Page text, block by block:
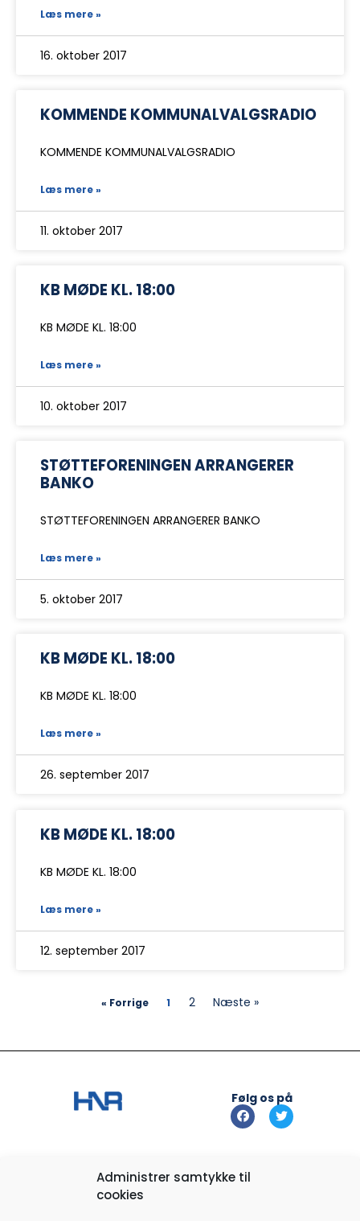
Administrer samtykke til
cookies
Læs mere »
16. oktober 2017
KOMMENDE KOMMUNALVALGSRADIO
KOMMENDE KOMMUNALVALGSRADIO
Læs mere »
11. oktober 2017
KB MØDE KL. 18:00
KB MØDE KL. 18:00
Læs mere »
10. oktober 2017
STØTTEFORENINGEN ARRANGERER
BANKO
STØTTEFORENINGEN ARRANGERER BANKO
Læs mere »
5. oktober 2017
KB MØDE KL. 18:00
KB MØDE KL. 18:00
Læs mere »
26. september 2017
KB MØDE KL. 18:00
KB MØDE KL. 18:00
Læs mere »
12. september 2017
« Forrige 1 2 Næste »
Følg os på